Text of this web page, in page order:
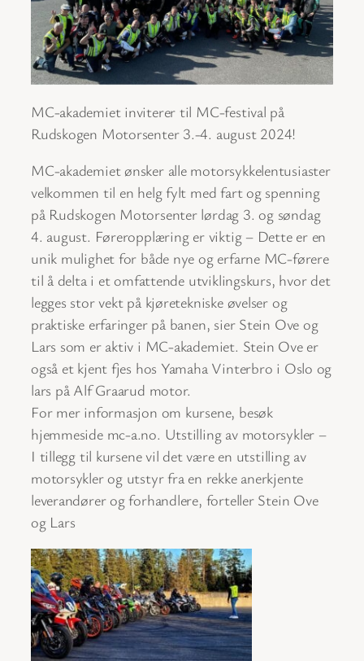
MC-akademiet inviterer til MC-festival på
Rudskogen Motorsenter 3.-4. august 2024!
MC-akademiet ønsker alle motorsykkelentusiaster
velkommen til en helg fylt med fart og spenning
på Rudskogen Motorsenter lørdag 3. og søndag
4. august. Føreropplæring er viktig – Dette er en
unik mulighet for både nye og erfarne MC-førere
til å delta i et omfattende utviklingskurs, hvor det
legges stor vekt på kjøretekniske øvelser og
praktiske erfaringer på banen, sier Stein Ove og
Lars som er aktiv i MC-akademiet. Stein Ove er
også et kjent fjes hos Yamaha Vinterbro i Oslo og
lars på Alf Graarud motor.
For mer informasjon om kursene, besøk
hjemmeside mc-a.no. Utstilling av motorsykler –
I tillegg til kursene vil det være en utstilling av
motorsykler og utstyr fra en rekke anerkjente
leverandører og forhandlere, forteller Stein Ove
og Lars